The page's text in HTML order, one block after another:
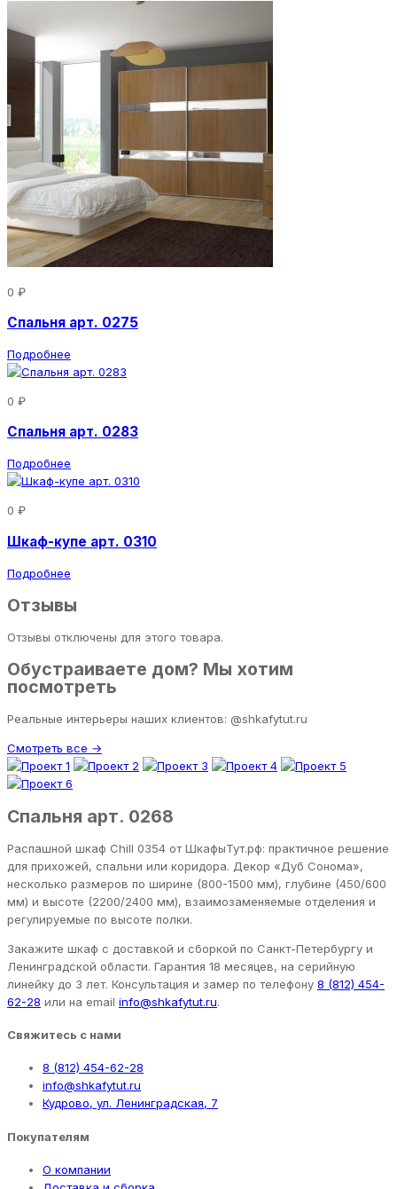
0 ₽
Спальня арт. 0275
Подробнее
0 ₽
Спальня арт. 0283
Подробнее
0 ₽
Шкаф-купе арт. 0310
Подробнее
Отзывы
Отзывы отключены для этого товара.
Обустраиваете дом? Мы хотим
посмотреть
Реальные интерьеры наших клиентов: @shkafytut.ru
Смотреть все →
Спальня арт. 0268
Распашной шкаф Chill 0354 от ШкафыТут.рф: практичное решение
для прихожей, спальни или коридора. Декор «Дуб Сонома»,
несколько размеров по ширине (800-1500 мм), глубине (450/600
мм) и высоте (2200/2400 мм), взаимозаменяемые отделения и
регулируемые по высоте полки.
Закажите шкаф с доставкой и сборкой по Санкт-Петербургу и
Ленинградской области. Гарантия 18 месяцев, на серийную
линейку до 3 лет. Консультация и замер по телефону 8 (812) 454-
62-28 или на email info@shkafytut.ru.
Свяжитесь с нами
8 (812) 454-62-28
info@shkafytut.ru
Кудрово, ул. Ленинградская, 7
Покупателям
О компании